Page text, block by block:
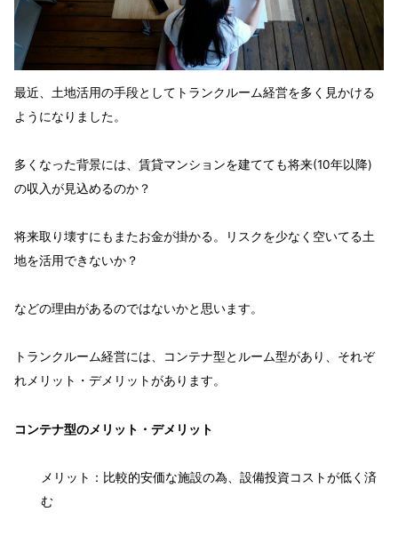
最近、土地活用の手段としてトランクルーム経営を多く見かける
ようになりました。
多くなった背景には、賃貸マンションを建てても将来(10年以降)
の収入が見込めるのか？
将来取り壊すにもまたお金が掛かる。リスクを少なく空いてる土
地を活用できないか？
などの理由があるのではないかと思います。
トランクルーム経営には、コンテナ型とルーム型があり、それぞ
れメリット・デメリットがあります。
コンテナ型のメリット・デメリット
メリット：比較的安価な施設の為、設備投資コストが低く済
む